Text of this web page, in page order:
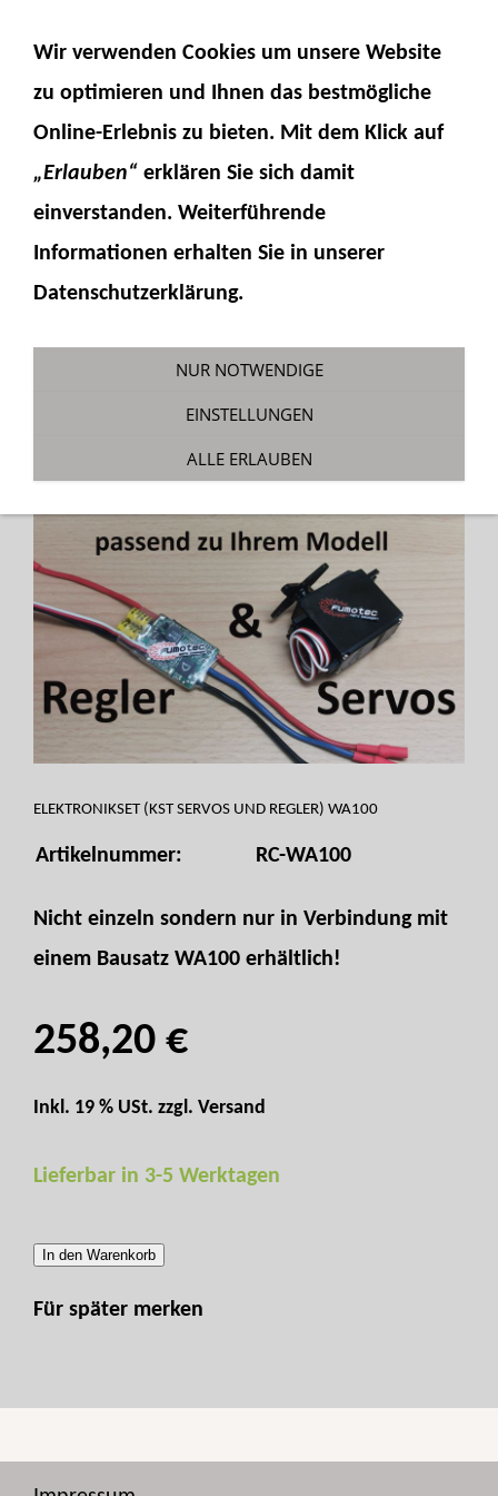
Elektronikset (Servos und Regler)
Fumotec»Modellzubehör
ELEKTRONIKSET (KST SERVOS UND REGLER) WA100
Artikelnummer: RC-WA100
Nicht einzeln sondern nur in Verbindung mit
einem Bausatz WA100 erhältlich!
258,20 €
Inkl. 19 % USt. zzgl. Versand
Lieferbar in 3-5 Werktagen
In den Warenkorb
Für später merken
Wir verwenden Cookies um unsere Website
zu optimieren und Ihnen das bestmögliche
Online-Erlebnis zu bieten. Mit dem Klick auf
„Erlauben“ erklären Sie sich damit
einverstanden. Weiterführende
Informationen erhalten Sie in unserer
Datenschutzerklärung.
NUR NOTWENDIGE
EINSTELLUNGEN
ALLE ERLAUBEN